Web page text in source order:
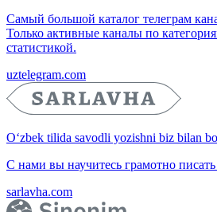
Самый большой каталог телеграм
Только активные каналы по
статистикой.
uztelegram.com
O‘zbek tilida savodli yozishni biz bilan
С нами вы научитесь грамотно писать
sarlavha.com